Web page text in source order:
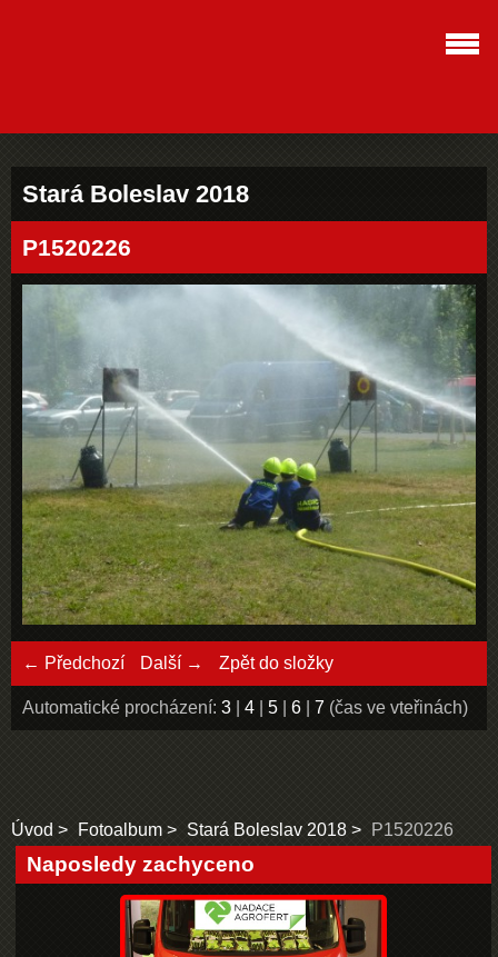
Stará Boleslav 2018
P1520226
← Předchozí Další → Zpět do složky
Automatické procházení: 3 4 5 6 7 (čas ve vteřinách)
Úvod Fotoalbum Stará Boleslav 2018 P1520226
Naposledy zachyceno